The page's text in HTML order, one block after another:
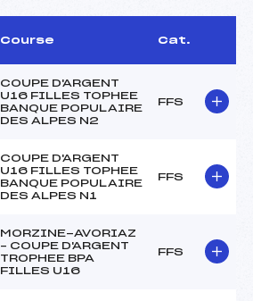
Course Cat.
COUPE D'ARGENT
U16 FILLES TOPHEE
BANQUE POPULAIRE
DES ALPES N2
FFS
COUPE D'ARGENT
U16 FILLES TOPHEE
BANQUE POPULAIRE
DES ALPES N1
FFS
MORZINE-AVORIAZ
– COUPE D'ARGENT
TROPHEE BPA
FILLES U16
FFS